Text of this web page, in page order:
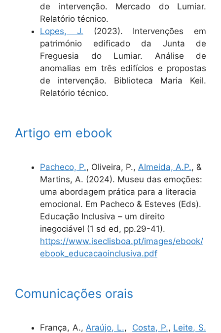
de intervenção. Mercado do Lumiar.
Relatório técnico.
Lopes, J. (2023). Intervenções em
património edificado da Junta de
Freguesia do Lumiar. Análise de
anomalias em três edifícios e propostas
de intervenção. Biblioteca Maria Keil.
Relatório técnico.
Artigo em ebook
Pacheco, P., Oliveira, P., Almeida, A.P., &
Martins, A. (2024). Museu das emoções:
uma abordagem prática para a literacia
emocional. Em Pacheco & Esteves (Eds).
Educação Inclusiva – um direito
inegociável (1 sd ed, pp.29-41).
https://www.iseclisboa.pt/images/ebook/
ebook_educacaoinclusiva.pdf
Comunicações orais
França, A., Araújo, L., Costa, P., Leite, S.